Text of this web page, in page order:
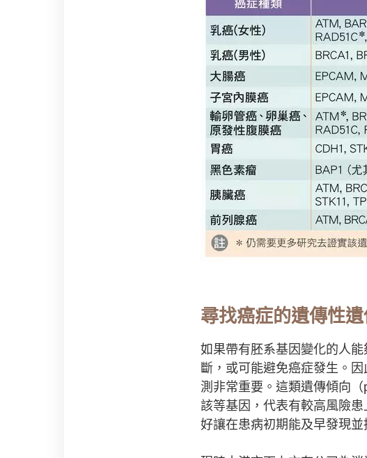
尋找癌症的遺傳性
如果帶有胚系基因變化的人
斷，或可能避免癌症發生。
測非常重要。這類遺傳傾向
該等基因，代表有較高風險
好讓在患病初期能及早發現並